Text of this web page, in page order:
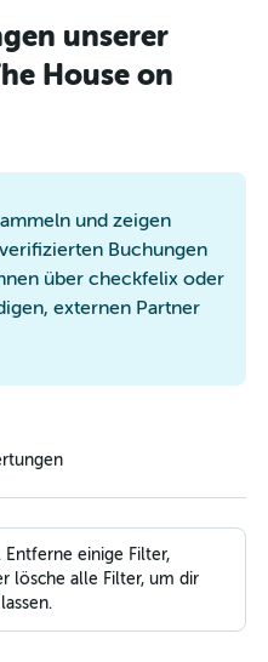
unserer
House on
und zeigen
Buchungen
über checkfelix oder
externen Partner
einige Filter,
lösche alle Filter, um dir